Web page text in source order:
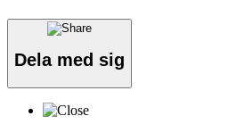
Dela med sig